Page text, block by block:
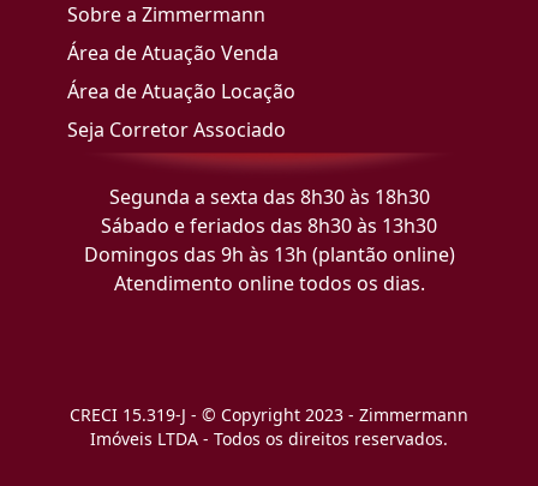
Sobre a Zimmermann
Área de Atuação Venda
Área de Atuação Locação
Seja Corretor Associado
Segunda a sexta das 8h30 às 18h30
Sábado e feriados das 8h30 às 13h30
Domingos das 9h às 13h (plantão online)
Atendimento online todos os dias.
CRECI 15.319-J - © Copyright 2023 - Zimmermann
Imóveis LTDA - Todos os direitos reservados.